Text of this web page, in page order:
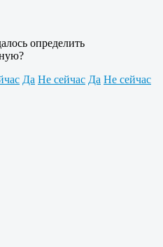
определить
Да Не сейчас Да Не сейчас